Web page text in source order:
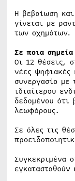
Η βεβαίωση
γίνεται με
των οχημάτων.
Σε ποια
Οι 12 θέσεις,
νέες ψηφιακές
συνεργασία με
ιδιαίτερου
δεδομένου ότι
λεωφόρους.
Σε όλες τις
Συγκεκριμένα
εγκατασταθούν